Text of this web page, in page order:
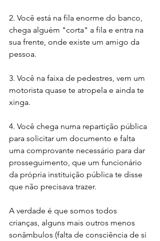
2. Você está na fila enorme do banco,
chega alguém "corta" a fila e entra na
sua frente, onde existe um amigo da
pessoa.
3. Você na faixa de pedestres, vem um
motorista quase te atropela e ainda te
xinga.
4. Você chega numa repartição pública
para solicitar um documento e falta
uma comprovante necessário para dar
prosseguimento, que um funcionário
da própria instituição pública te disse
que não precisava trazer.
A verdade é que somos todos
crianças, alguns mais outros menos
sonâmbulos (falta de consciência de si